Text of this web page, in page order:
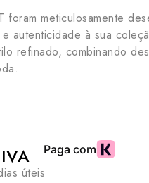
foram meticulosamente
autenticidade à sua
refinado, combinando
úteis